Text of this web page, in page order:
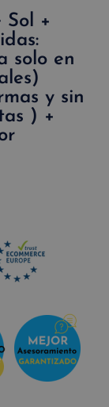
+
solo en
y sin
) +